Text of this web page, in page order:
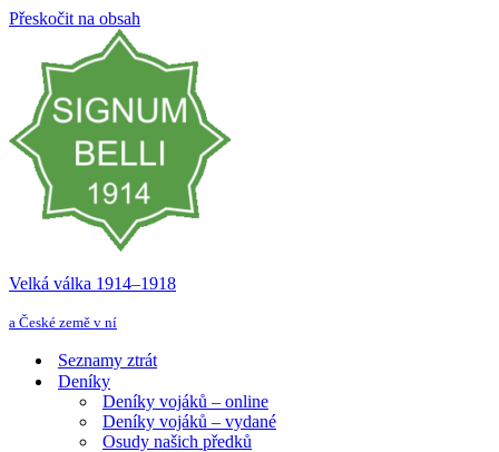
Přeskočit na obsah
Velká válka 1914–⁠⁠⁠⁠⁠⁠1918
a České země v ní
Seznamy ztrát
Deníky
Deníky vojáků – online
Deníky vojáků – vydané
Osudy našich předků